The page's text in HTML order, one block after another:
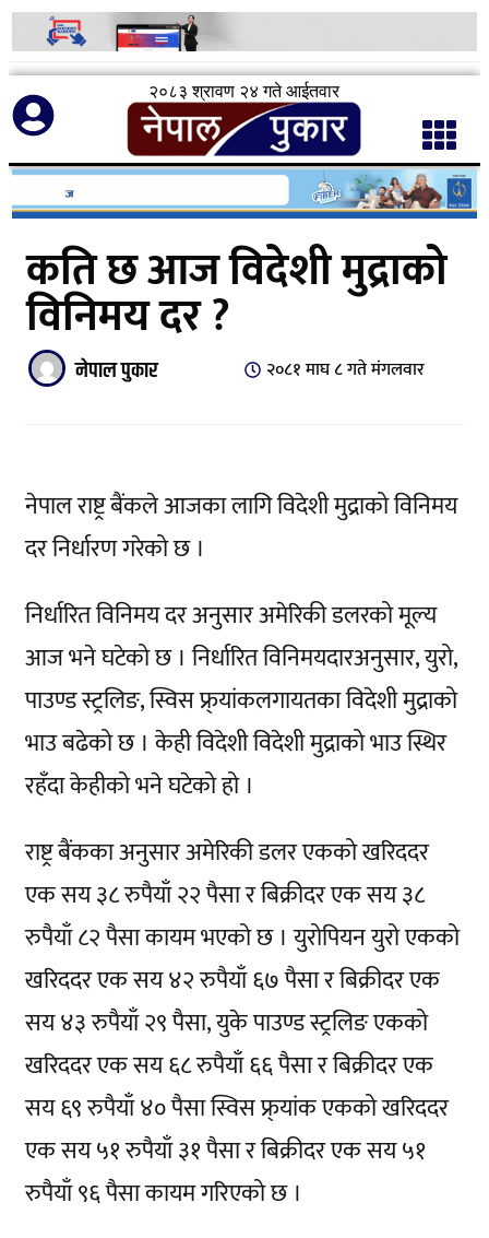
२०८३ श्रावण २४ गते आईतवार
कति छ आज विदेशी मुद्राको
विनिमय दर ?
नेपाल पुकार २०८१ माघ ८ गते मंगलवार
नेपाल राष्ट्र बैंकले आजका लागि विदेशी मुद्राको विनिमय
दर निर्धारण गरेको छ ।
निर्धारित विनिमय दर अनुसार अमेरिकी डलरको मूल्य
आज भने घटेको छ । निर्धारित विनिमयदारअनुसार, युरो,
पाउण्ड स्ट्रलिङ, स्विस फ्र्यांकलगायतका विदेशी मुद्राको
भाउ बढेको छ । केही विदेशी विदेशी मुद्राको भाउ स्थिर
रहँदा केहीको भने घटेको हो ।
राष्ट्र बैंकका अनुसार अमेरिकी डलर एकको खरिददर
एक सय ३८ रुपैयाँ २२ पैसा र बिक्रीदर एक सय ३८
रुपैयाँ ८२ पैसा कायम भएको छ । युरोपियन युरो एकको
खरिददर एक सय ४२ रुपैयाँ ६७ पैसा र बिक्रीदर एक
सय ४३ रुपैयाँ २९ पैसा, युके पाउण्ड स्ट्रलिङ एकको
खरिददर एक सय ६८ रुपैयाँ ६६ पैसा र बिक्रीदर एक
सय ६९ रुपैयाँ ४० पैसा स्विस फ्र्यांक एकको खरिददर
एक सय ५१ रुपैयाँ ३१ पैसा र बिक्रीदर एक सय ५१
रुपैयाँ ९६ पैसा कायम गरिएको छ ।